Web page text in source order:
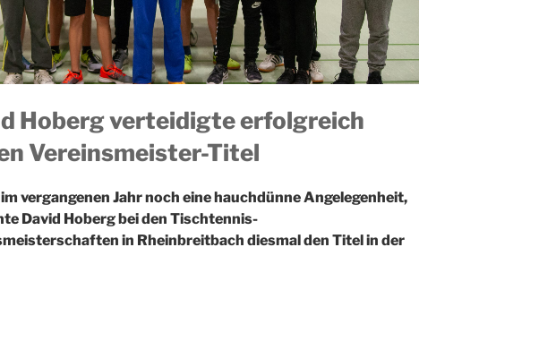
Hoberg verteidigte erfolgreich
Vereinsmeister-Titel
vergangenen Jahr noch eine hauchdünne Angelegenheit,
David Hoberg bei den Tischtennis-
in Rheinbreitbach diesmal den Titel in der